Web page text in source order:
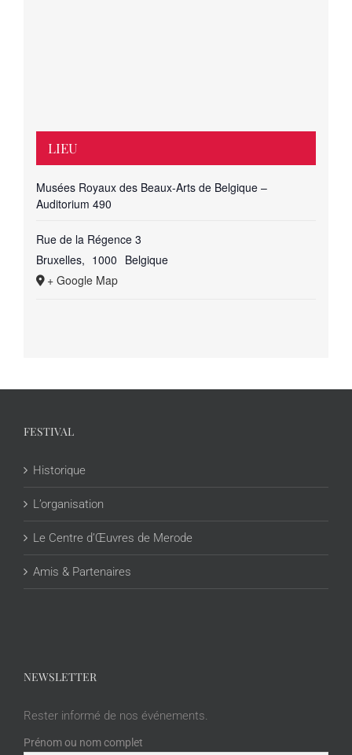
LIEU
Musées Royaux des Beaux-Arts de Belgique –
Auditorium 490
Rue de la Régence 3
Bruxelles, 1000 Belgique
+ Google Map
FESTIVAL
Historique
L’organisation
Le Centre d’Œuvres de Merode
Amis & Partenaires
NEWSLETTER
Rester informé de nos événements.
Prénom ou nom complet